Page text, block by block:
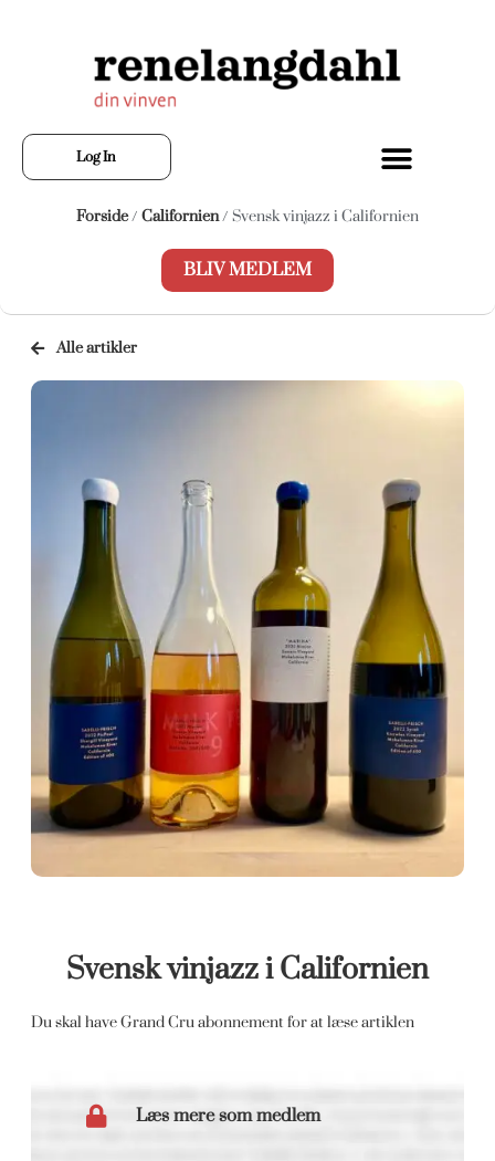
Log In
Forside/ Californien/ Svensk vinjazz i Californien
BLIV MEDLEM
Alle artikler
Svensk vinjazz i Californien
Du skal have Grand Cru abonnement for at læse artiklen
Læs mere som medlem